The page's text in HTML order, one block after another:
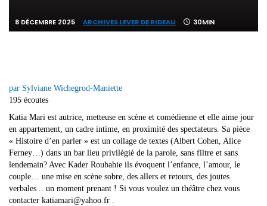
8 DÉCEMBRE 2025 ARCHIVES LEVER DE RIDEAU 30MIN
par Sylviane Wichegrod-Maniette
195 écoutes
Katia Mari est autrice, metteuse en scène et comédienne et elle aime jour
en appartement, un cadre intime, en proximité des spectateurs. Sa pièce
« Histoire d’en parler » est un collage de textes (Albert Cohen, Alice
Ferney…) dans un bar lieu privilégié de la parole, sans filtre et sans
lendemain? Avec Kader Roubahie ils évoquent l’enfance, l’amour, le
couple… une mise en scène sobre, des allers et retours, des joutes
verbales .. un moment prenant ! Si vous voulez un théâtre chez vous
contacter katiamari@yahoo.fr .